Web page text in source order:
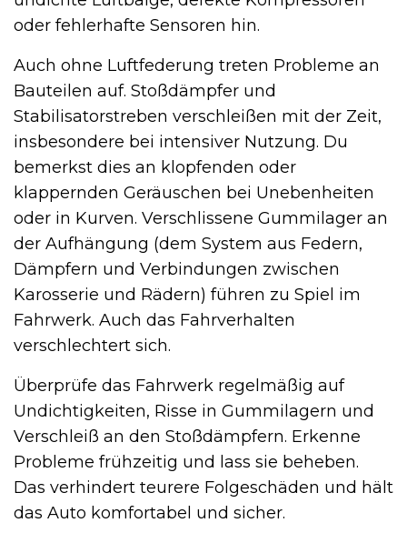
oder fehlerhafte Sensoren hin.
Auch ohne Luftfederung treten Probleme an
Bauteilen auf. Stoßdämpfer und
Stabilisatorstreben verschleißen mit der Zeit,
insbesondere bei intensiver Nutzung. Du
bemerkst dies an klopfenden oder
klappernden Geräuschen bei Unebenheiten
oder in Kurven. Verschlissene Gummilager an
der Aufhängung (dem System aus Federn,
Dämpfern und Verbindungen zwischen
Karosserie und Rädern) führen zu Spiel im
Fahrwerk. Auch das Fahrverhalten
verschlechtert sich.
Überprüfe das Fahrwerk regelmäßig auf
Undichtigkeiten, Risse in Gummilagern und
Verschleiß an den Stoßdämpfern. Erkenne
Probleme frühzeitig und lass sie beheben.
Das verhindert teurere Folgeschäden und hält
das Auto komfortabel und sicher.